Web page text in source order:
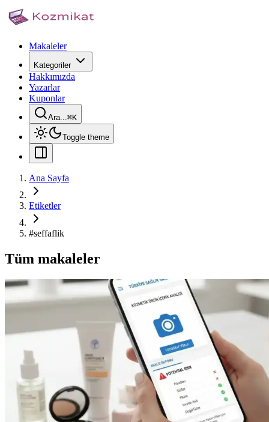
Makaleler
Kategoriler
Hakkımızda
Yazarlar
Kuponlar
Ara...⌘K
Toggle theme
Ana Sayfa
Etiketler
#seffaflik
Tüm makaleler